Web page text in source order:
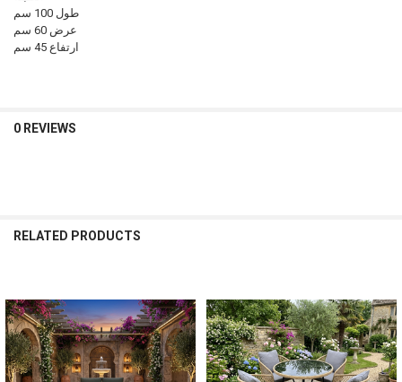
طول 100 سم
عرض 60 سم
ارتفاع 45 سم
0 REVIEWS
RELATED PRODUCTS
Related
Products